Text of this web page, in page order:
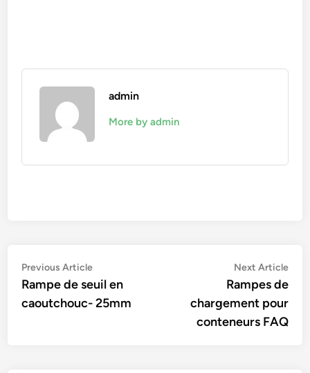
admin
More by admin
Navigation
de
l’article
Previous ArticlePrevious
article:
Rampe de seuil en
caoutchouc- 25mm
Next Article
Rampes de
chargement pour
conteneurs FAQ